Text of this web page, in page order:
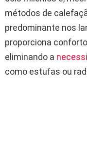
métodos de
predominante nos
proporciona
eliminando a
como estufas ou